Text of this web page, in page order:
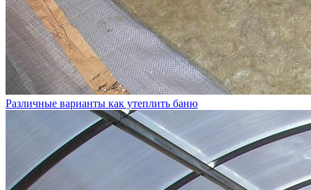
Различные варианты как утеплить баню